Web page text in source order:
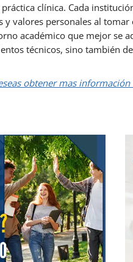
clínica. Cada
valores personales al
académico que mejor se
técnicos, sino también
obtener mas